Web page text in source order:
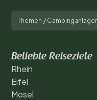
Themen /
Beliebte Reiseziele
Rhein
Eifel
Mosel